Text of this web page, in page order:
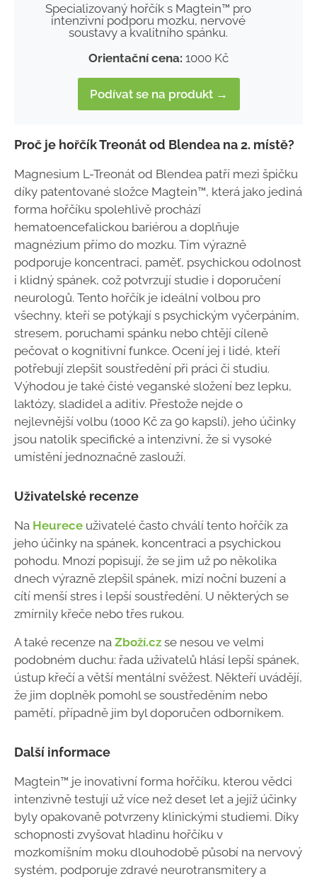
Specializovaný hořčík s Magtein™ pro
intenzivní podporu mozku, nervové
soustavy a kvalitního spánku.
Orientační cena: 1000 Kč
Podívat se na produkt →
Proč je hořčík Treonát od Blendea na 2. místě?
Magnesium L-Treonát od Blendea patří mezi špičku
díky patentované složce Magtein™, která jako jediná
forma hořčíku spolehlivě prochází
hematoencefalickou bariérou a doplňuje
magnézium přímo do mozku. Tím výrazně
podporuje koncentraci, paměť, psychickou odolnost
i klidný spánek, což potvrzují studie i doporučení
neurologů. Tento hořčík je ideální volbou pro
všechny, kteří se potýkají s psychickým vyčerpáním,
stresem, poruchami spánku nebo chtějí cíleně
pečovat o kognitivní funkce. Ocení jej i lidé, kteří
potřebují zlepšit soustředění při práci či studiu.
Výhodou je také čisté veganské složení bez lepku,
laktózy, sladidel a aditiv. Přestože nejde o
nejlevnější volbu (1000 Kč za 90 kapslí), jeho účinky
jsou natolik specifické a intenzivní, že si vysoké
umístění jednoznačně zaslouží.
Uživatelské recenze
Na Heurece uživatelé často chválí tento hořčík za
jeho účinky na spánek, koncentraci a psychickou
pohodu. Mnozí popisují, že se jim už po několika
dnech výrazně zlepšil spánek, mizí noční buzení a
cítí menší stres i lepší soustředění. U některých se
zmírnily křeče nebo třes rukou.
A také recenze na Zboží.cz se nesou ve velmi
podobném duchu: řada uživatelů hlásí lepší spánek,
ústup křečí a větší mentální svěžest. Někteří uvádějí,
že jim doplněk pomohl se soustředěním nebo
pamětí, případně jim byl doporučen odborníkem.
Další informace
Magtein™ je inovativní forma hořčíku, kterou vědci
intenzivně testují už více než deset let a jejíž účinky
byly opakovaně potvrzeny klinickými studiemi. Díky
schopnosti zvyšovat hladinu hořčíku v
mozkomíšním moku dlouhodobě působí na nervový
systém, podporuje zdravé neurotransmitery a